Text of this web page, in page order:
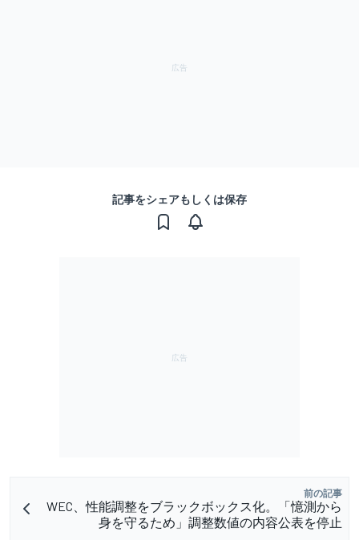
記事をシェアもしくは保存
前の記事
WEC、性能調整をブラックボックス化。「憶測から
身を守るため」調整数値の内容公表を停止